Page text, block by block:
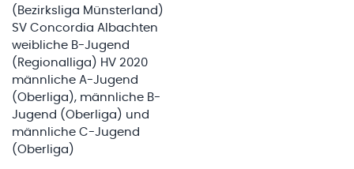
(Bezirksliga Münsterland)
SV Concordia Albachten
weibliche B-Jugend
(Regionalliga) HV 2020
männliche A-Jugend
(Oberliga), männliche B-
Jugend (Oberliga) und
männliche C-Jugend
(Oberliga)